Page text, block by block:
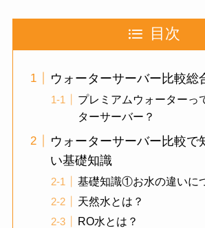
目次
ウォーターサーバー比較総
プレミアムウォーターっ
ターサーバー？
ウォーターサーバー比較で
い基礎知識
基礎知識①お水の違いに
天然水とは？
RO水とは？